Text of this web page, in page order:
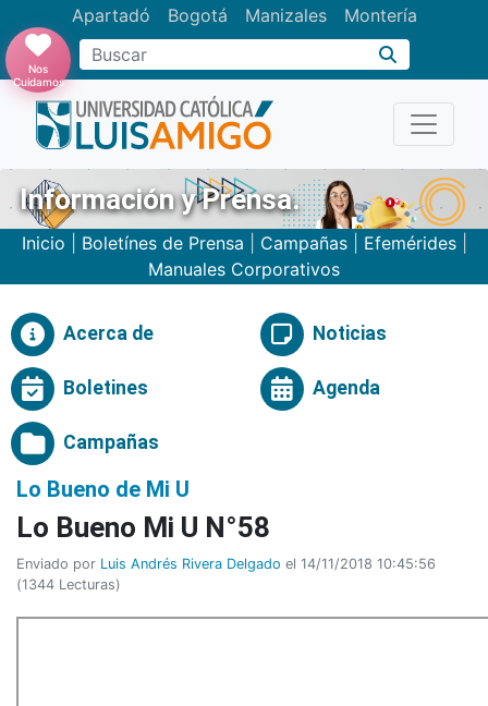
Apartadó Bogotá Manizales Montería
Buscar
Nos
Cuidamos
Información y Prensa.
Inicio Boletínes de Prensa Campañas| Efemérides|
Manuales Corporativos
Acerca de Noticias
Boletines Agenda
Campañas
Lo Bueno de Mi U
Lo Bueno Mi U N°58
Enviado por Luis Andrés Rivera Delgado el 14/11/2018 10:45:56
(1344 Lecturas)